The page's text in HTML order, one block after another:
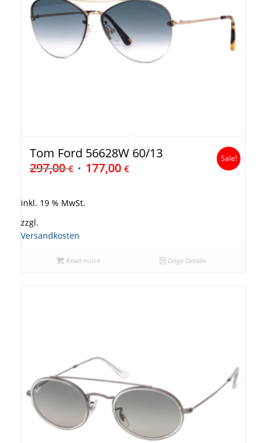
Tom Ford 56628W 60/13
297,00€ 177,00 €
Sale!
inkl. 19 % MwSt.
zzgl.
Versandkosten
Read more Zeige Details